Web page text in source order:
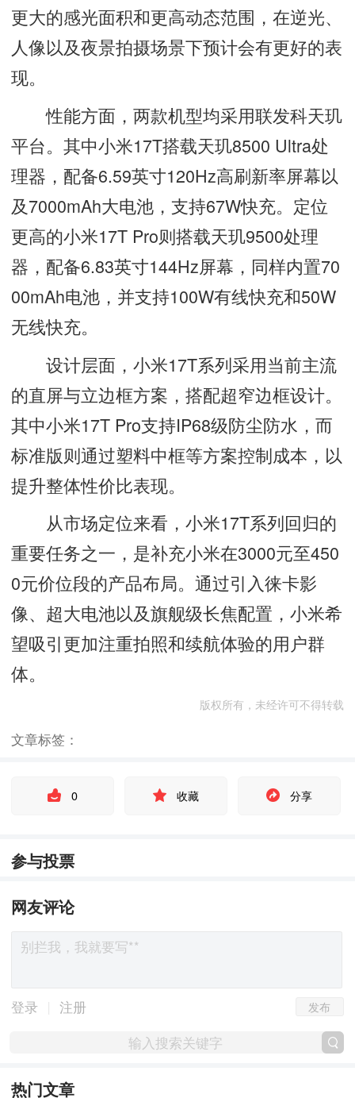
更大的感光面积和更高动态范围，在逆光、
人像以及夜景拍摄场景下预计会有更好的表
现。
性能方面，两款机型均采用联发科天玑
平台。其中小米17T搭载天玑8500 Ultra处
理器，配备6.59英寸120Hz高刷新率屏幕以
及7000mAh大电池，支持67W快充。定位
更高的小米17T Pro则搭载天玑9500处理
器，配备6.83英寸144Hz屏幕，同样内置70
00mAh电池，并支持100W有线快充和50W
无线快充。
设计层面，小米17T系列采用当前主流
的直屏与立边框方案，搭配超窄边框设计。
其中小米17T Pro支持IP68级防尘防水，而
标准版则通过塑料中框等方案控制成本，以
提升整体性价比表现。
从市场定位来看，小米17T系列回归的
重要任务之一，是补充小米在3000元至450
0元价位段的产品布局。通过引入徕卡影
像、超大电池以及旗舰级长焦配置，小米希
望吸引更加注重拍照和续航体验的用户群
体。
版权所有，未经许可不得转载
文章标签：
0 收藏 分享
参与投票
网友评论
登录 注册 发布
热门文章